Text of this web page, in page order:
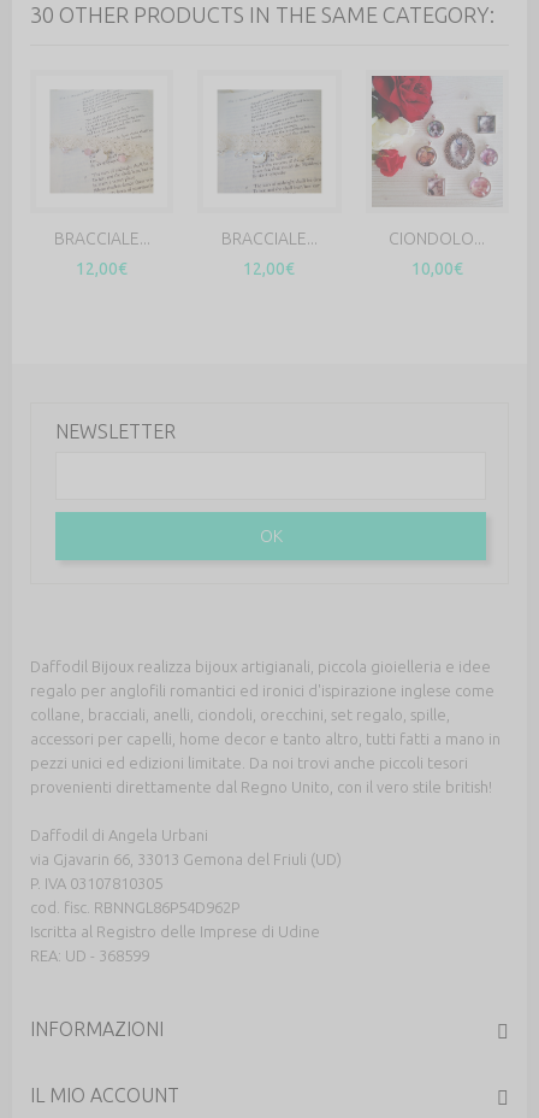
30 OTHER PRODUCTS IN THE SAME CATEGORY:
BRACCIALE...
12,00€
BRACCIALE...
12,00€
CIONDOLO...
10,00€
NEWSLETTER
OK
Daffodil Bijoux realizza bijoux artigianali, piccola gioielleria e idee
regalo per anglofili romantici ed ironici d'ispirazione inglese come
collane, bracciali, anelli, ciondoli, orecchini, set regalo, spille,
accessori per capelli, home decor e tanto altro, tutti fatti a mano in
pezzi unici ed edizioni limitate. Da noi trovi anche piccoli tesori
provenienti direttamente dal Regno Unito, con il vero stile british!
Daffodil di Angela Urbani
via Gjavarin 66, 33013 Gemona del Friuli (UD)
P. IVA 03107810305
cod. fisc. RBNNGL86P54D962P
Iscritta al Registro delle Imprese di Udine
REA: UD - 368599
INFORMAZIONI
IL MIO ACCOUNT